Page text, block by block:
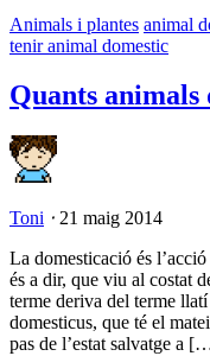
Animals i plantes animal
tenir animal domestic
Quants animals
Toni ⋅ 21 maig 2014
La domesticació és
és a dir, que viu al costat
terme deriva del terme
domesticus, que té el
pas de l’estat salvatge a